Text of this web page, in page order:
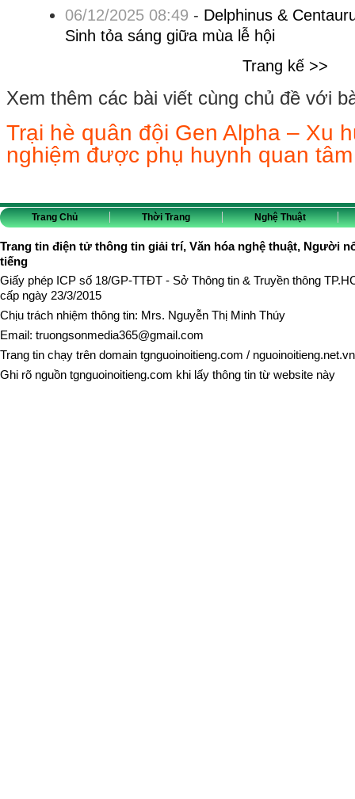
06/12/2025 08:49 - Delphinus &
Sinh tỏa sáng giữa mùa lễ hội
Trang kế >>
Xem thêm các bài viết cùng chủ đề với
Trại hè quân đội Gen Alpha – Xu
nghiệm được phụ huynh quan
Trang Chủ Thời Trang Nghệ Thuật
Trang tin điện tử thông tin giải trí, Văn hóa nghệ thuật, Người
tiếng
Giấy phép ICP số 18/GP-TTĐT - Sở Thông tin & Truyền thông
cấp ngày 23/3/2015
Chịu trách nhiệm thông tin: Mrs. Nguyễn Thị Minh Thúy
Email: truongsonmedia365@gmail.com
Trang tin chạy trên domain tgnguoinoitieng.com / nguoinoitieng.net.vn
Ghi rõ nguồn tgnguoinoitieng.com khi lấy thông tin từ website này